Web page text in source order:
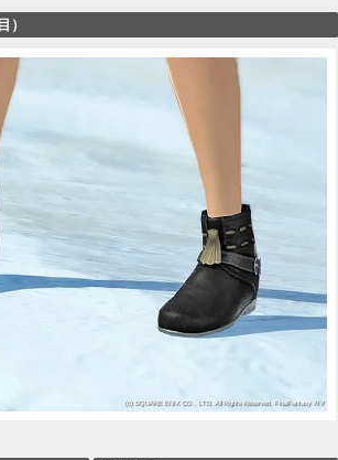
）